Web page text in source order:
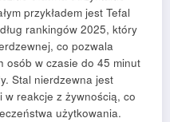
przykładem jest Tefal
rankingów 2025, który
co pozwala
osób w czasie do 45 minut
Stal nierdzewna jest
reakcje z żywnością, co
użytkowania.